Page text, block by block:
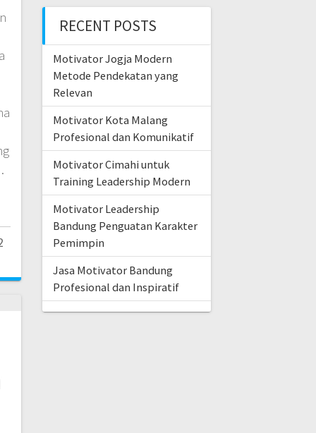
RECENT POSTS
Motivator Jogja Modern
Metode Pendekatan yang
Relevan
Motivator Kota Malang
Profesional dan Komunikatif
Motivator Cimahi untuk
Training Leadership Modern
Motivator Leadership
Bandung Penguatan Karakter
Pemimpin
Jasa Motivator Bandung
Profesional dan Inspiratif